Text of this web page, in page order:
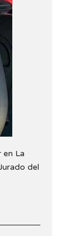
La
del